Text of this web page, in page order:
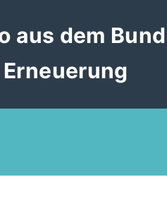
aus dem